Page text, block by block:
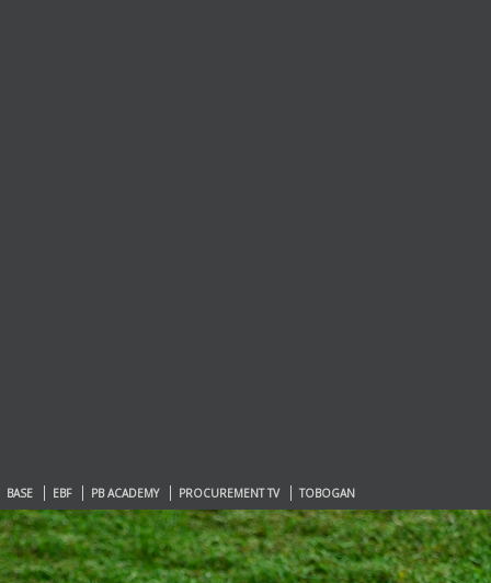
BASE EBF PB ACADEMY PROCUREMENT TV TOBOGAN